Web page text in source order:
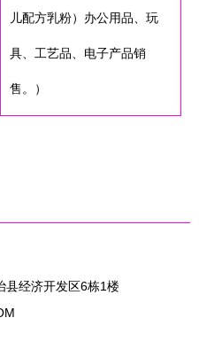
儿配方乳粉）办公用品、玩
具、工艺品、电子产品销
售。）
县经济开发区6栋1楼